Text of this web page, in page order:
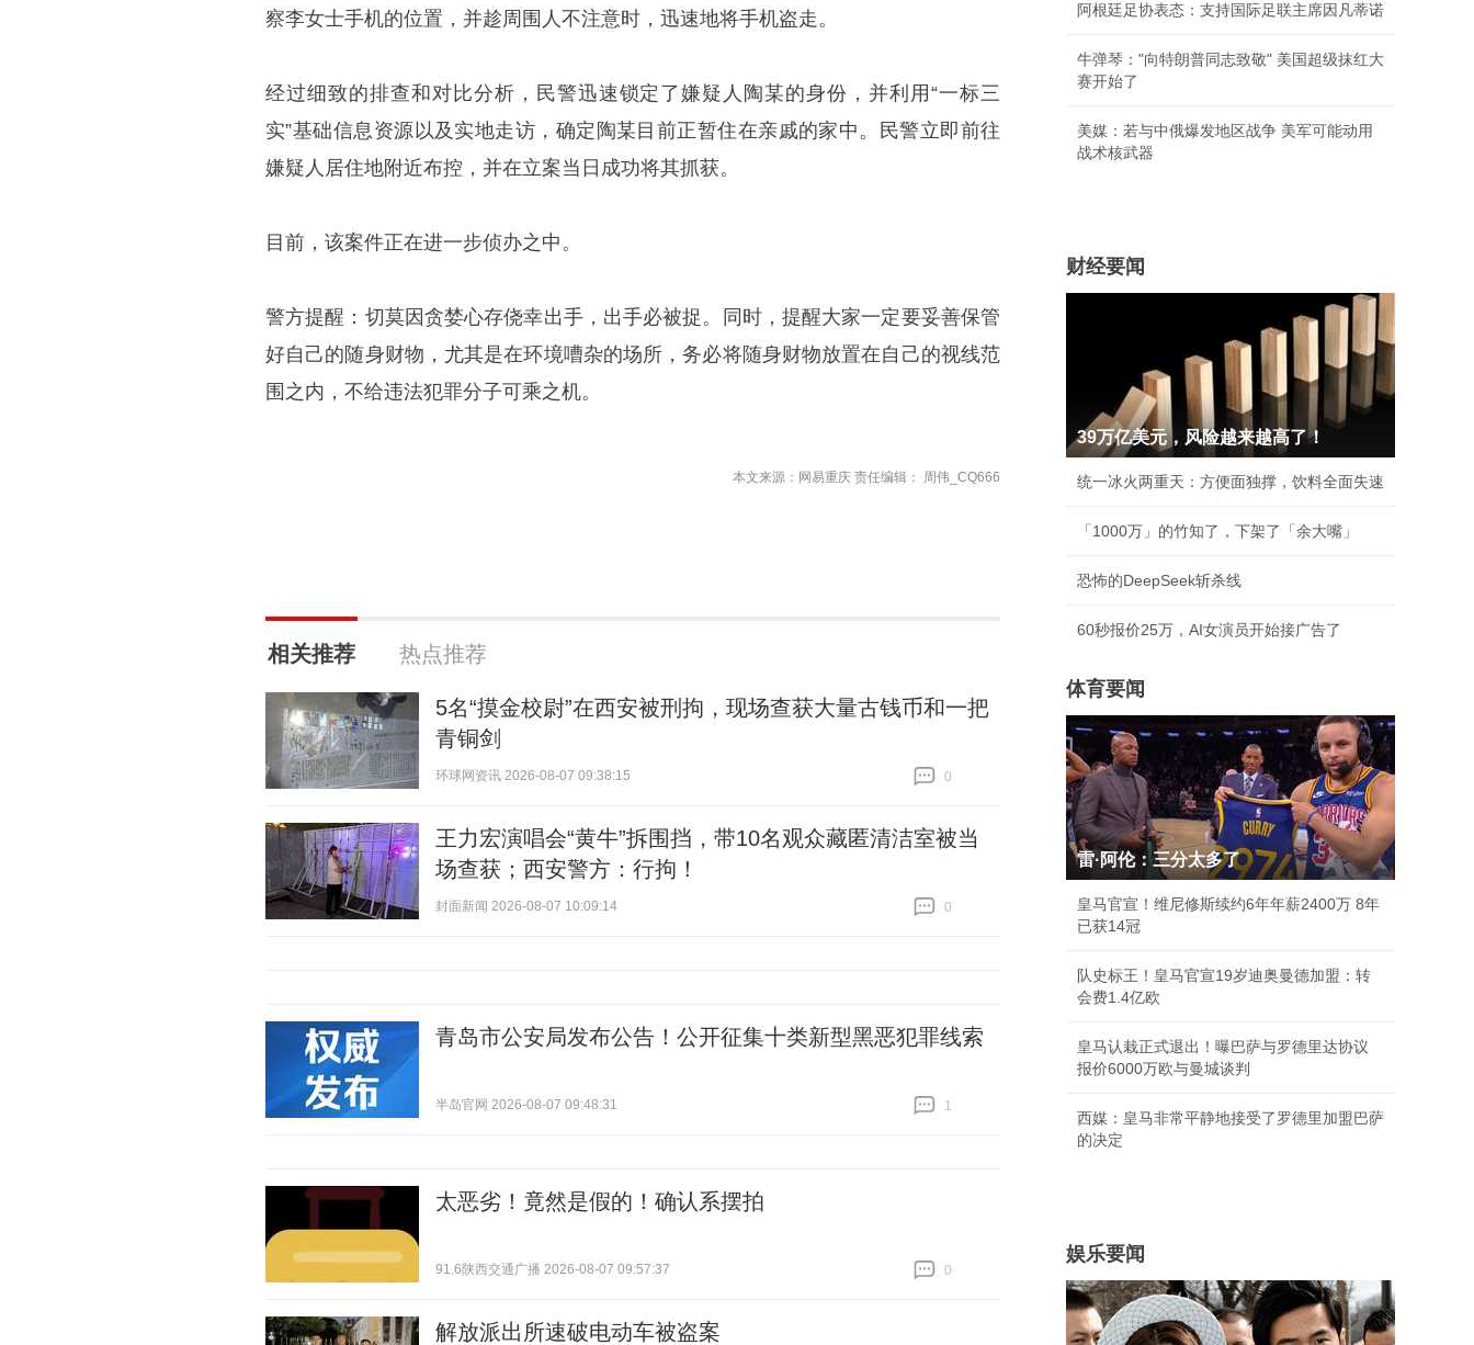
察李女士手机的位置，并趁周围人不注意时，迅速地将手机盗走。
经过细致的排查和对比分析，民警迅速锁定了嫌疑人陶某的身份，并利用“一标三
实”基础信息资源以及实地走访，确定陶某目前正暂住在亲戚的家中。民警立即前往
嫌疑人居住地附近布控，并在立案当日成功将其抓获。
目前，该案件正在进一步侦办之中。
警方提醒：切莫因贪婪心存侥幸出手，出手必被捉。同时，提醒大家一定要妥善保管
好自己的随身财物，尤其是在环境嘈杂的场所，务必将随身财物放置在自己的视线范
围之内，不给违法犯罪分子可乘之机。
本文来源：网易重庆 责任编辑： 周伟_CQ666
相关推荐 热点推荐
5名“摸金校尉”在西安被刑拘，现场查获大量古钱币和一把
青铜剑
环球网资讯 2026-08-07 09:38:15
0
王力宏演唱会“黄牛”拆围挡，带10名观众藏匿清洁室被当
场查获；西安警方：行拘！
封面新闻 2026-08-07 10:09:14
0
青岛市公安局发布公告！公开征集十类新型黑恶犯罪线索
半岛官网 2026-08-07 09:48:31
1
太恶劣！竟然是假的！确认系摆拍
91.6陕西交通广播 2026-08-07 09:57:37
0
解放派出所速破电动车被盗案
阿根廷足协表态：支持国际足联主席因凡蒂诺
牛弹琴："向特朗普同志致敬" 美国超级抹红大
赛开始了
美媒：若与中俄爆发地区战争 美军可能动用
战术核武器
财经要闻
39万亿美元，风险越来越高了！
统一冰火两重天：方便面独撑，饮料全面失速
「1000万」的竹知了，下架了「余大嘴」
恐怖的DeepSeek斩杀线
60秒报价25万，AI女演员开始接广告了
体育要闻
雷·阿伦：三分太多了
皇马官宣！维尼修斯续约6年年薪2400万 8年
已获14冠
队史标王！皇马官宣19岁迪奥曼德加盟：转
会费1.4亿欧
皇马认栽正式退出！曝巴萨与罗德里达协议
报价6000万欧与曼城谈判
西媒：皇马非常平静地接受了罗德里加盟巴萨
的决定
娱乐要闻